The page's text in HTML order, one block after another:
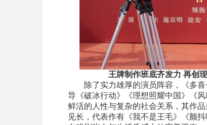
王牌制作班底齐发力 再创
除了实力雄厚的演员阵容，
《多
导 《破冰行动》 《理想照耀中国》《风
鲜活的人性与复杂的社会关系，其作
见长， 代表作有《我不是王毛》《颤抖